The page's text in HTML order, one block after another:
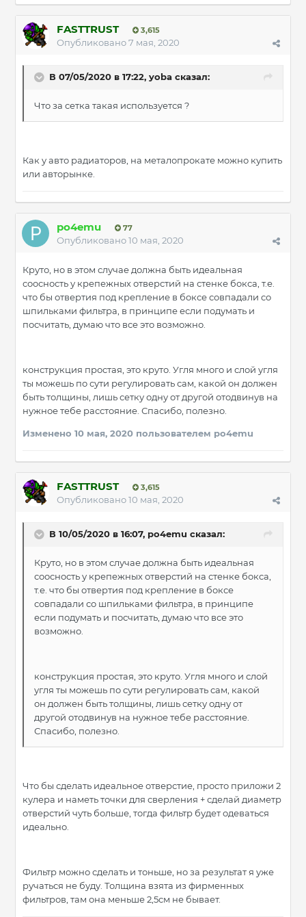
FASTTRUST 3,615
Опубликовано7 мая, 2020
В 07/05/2020 в 17:22, yoba сказал:
Что за сетка такая используется ?
Как у авто радиаторов, на металопрокате можно купить
или авторынке.
po4emu 77
Опубликовано10 мая, 2020
Круто, но в этом случае должна быть идеальная
соосность у крепежных отверстий на стенке бокса, т.е.
что бы отвертия под крепление в боксе совпадали со
шпильками фильтра, в принципе если подумать и
посчитать, думаю что все это возможно.
конструкция простая, это круто. Угля много и слой угля
ты можешь по сути регулировать сам, какой он должен
быть толщины, лишь сетку одну от другой отодвинув на
нужное тебе расстояние. Спасибо, полезно.
Изменено 10 мая, 2020 пользователем po4emu
FASTTRUST 3,615
Опубликовано10 мая, 2020
В 10/05/2020 в 16:07, po4emu сказал:
Круто, но в этом случае должна быть идеальная
соосность у крепежных отверстий на стенке бокса,
т.е. что бы отвертия под крепление в боксе
совпадали со шпильками фильтра, в принципе
если подумать и посчитать, думаю что все это
возможно.
конструкция простая, это круто. Угля много и слой
угля ты можешь по сути регулировать сам, какой
он должен быть толщины, лишь сетку одну от
другой отодвинув на нужное тебе расстояние.
Спасибо, полезно.
Что бы сделать идеальное отверстие, просто приложи 2
кулера и наметь точки для сверления + сделай диаметр
отверстий чуть больше, тогда фильтр будет одеваться
идеально.
Фильтр можно сделать и тоньше, но за результат я уже
ручаться не буду. Толщина взята из фирменных
фильтров, там она меньше 2,5см не бывает.